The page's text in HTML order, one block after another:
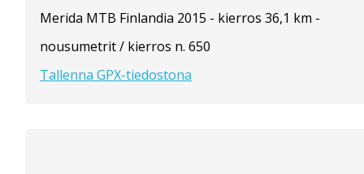
Merida MTB Finlandia 2015 - kierros 36,1 km -
nousumetrit / kierros n. 650
Tallenna GPX-tiedostona